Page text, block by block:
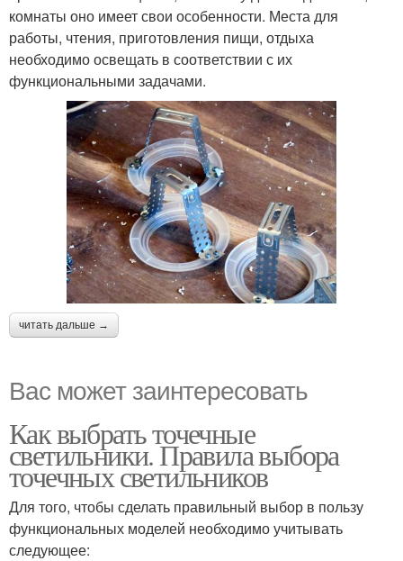
комнаты оно имеет свои особенности. Места для
работы, чтения, приготовления пищи, отдыха
необходимо освещать в соответствии с их
функциональными задачами.
читать дальше →
Вас может заинтересовать
Как выбрать точечные
светильники. Правила выбора
точечных светильников
Для того, чтобы сделать правильный выбор в пользу
функциональных моделей необходимо учитывать
следующее: